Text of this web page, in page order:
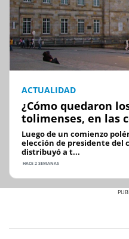
ACTUALIDAD
¿Cómo quedaron
tolimenses, en las
Luego de un comienzo
elección de presidente del
distribuyó a t...
HACE 2 SEMANAS